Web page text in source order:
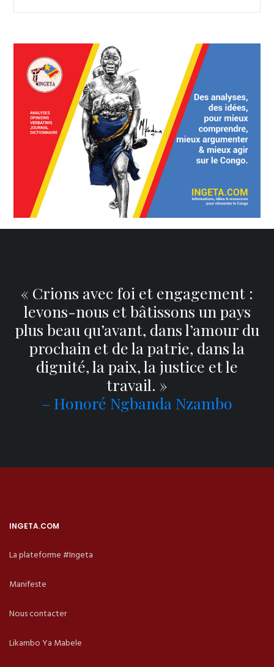
« Crions avec foi et engagement :
levons-nous et bâtissons un pays
plus beau qu’avant, dans l’amour du
prochain et de la patrie, dans la
dignité, la paix, la justice et le
travail. »
– Honoré Ngbanda Nzambo
INGETA.COM
La plateforme #Ingeta
Manifeste
Nous contacter
Likambo Ya Mabele